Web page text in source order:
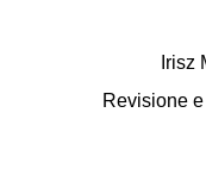
Irisz
Revisione